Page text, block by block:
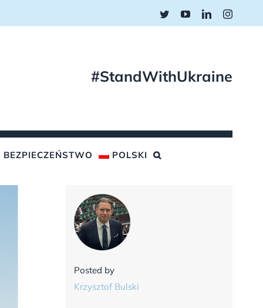
TwitterYouTubeLinkedIn
#StandWithUkraine
BEZPIECZEŃSTWO POLSKI
Posted by
Krzysztof Bulski